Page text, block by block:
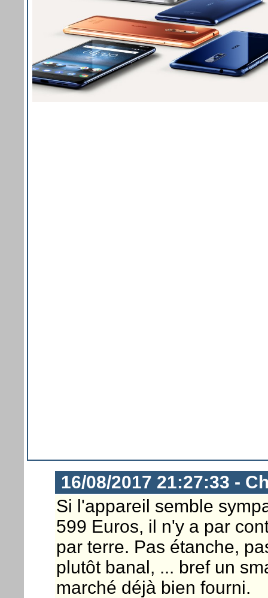
16/08/2017 21:27:33 -
Si l'appareil semble
599 Euros, il n'y a par
par terre. Pas étanche,
plutôt banal, ... bref un
marché déjà bien fourni.